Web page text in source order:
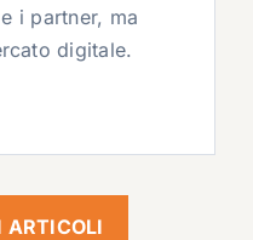
i partner, ma
digitale.
ARTICOLI